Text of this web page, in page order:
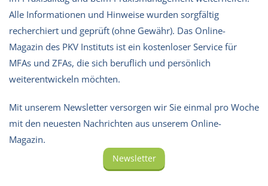
Alle Informationen und Hinweise wurden sorgfältig
recherchiert und geprüft (ohne Gewähr). Das Online-
Magazin des PKV Instituts ist ein kostenloser Service für
MFAs und ZFAs, die sich beruflich und persönlich
weiterentwickeln möchten.
Mit unserem Newsletter versorgen wir Sie einmal pro Woche
mit den neuesten Nachrichten aus unserem Online-
Magazin.
Newsletter